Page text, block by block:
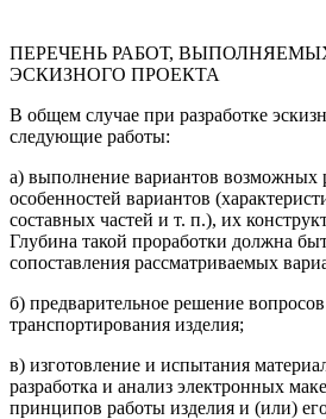
ПЕРЕЧЕНЬ РАБОТ,
ЭСКИЗНОГО ПРОЕКТА
В общем случае при разработке
следующие работы:
а) выполнение вариантов возможных
особенностей вариантов
составных частей и т. п.), их
Глубина такой проработки должна
сопоставления рассматриваемых
б) предварительное решение
транспортирования изделия;
в) изготовление и испытания
разработка и анализ электронных
принципов работы изделия и (или)